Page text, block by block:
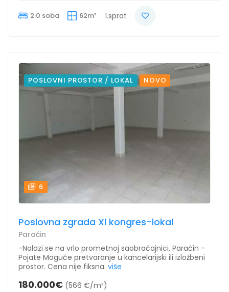
2.0 soba 62m² 1.sprat
POSLOVNI PROSTOR / LOKAL NOVO
6
Poslovna zgrada Xl kongres-lokal
Paraćin
-Nalazi se na vrlo prometnoj saobraćajnici, Paraćin -
Pojate Moguće pretvaranje u kancelarijski ili izložbeni
prostor. Cena nije fiksna. više
180.000€ (566 €/m²)